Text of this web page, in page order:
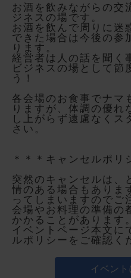
お酒を飲みながらの交
ジネスの場です。
お酒を飲んで周りに迷
できた場合は今後の参
ります。
経営者は人の話を聞く
ビジネスの場として節
う！
各会場のお食事でナマ
りますが、体調の優れ
し上がらず遠慮なくス
さい。
＊＊＊キャンセルポリ
突然のキャンセルは、
情のある場合もありま
ってしまいますのでご
会場やお料理の準備の
かかることがあります。
イベントページ本文に
ルポリシーをご確認く
イベン